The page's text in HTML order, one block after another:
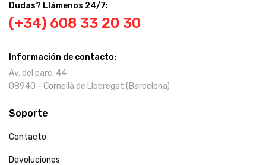
Dudas? Llámenos 24/7:
(+34) 608 33 20 30
Información de contacto:
Av. del parc, 44
08940 - Cornellà de Llobregat (Barcelona)
Soporte
Contacto
Devoluciones